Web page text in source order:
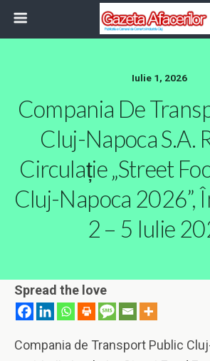
Iulie 1, 2026
Compania De
Cluj-Napoca S.A.
Circulație „Street
Cluj-Napoca 2026”,
2 – 5 Iulie
Spread the love
Compania de Transport Public